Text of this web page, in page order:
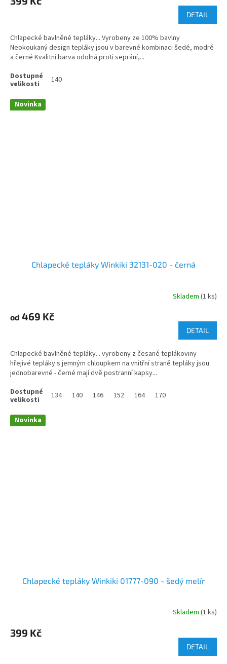
DETAIL
Chlapecké bavlněné tepláky... Vyrobeny ze 100% bavlny
Neokoukaný design tepláky jsou v barevné kombinaci šedé, modré
a černé Kvalitní barva odolná proti seprání,...
140
Novinka
Chlapecké tepláky Winkiki 32131-020 - černá
Skladem (1 ks)
od 469 Kč
DETAIL
Chlapecké bavlněné tepláky... vyrobeny z česané teplákoviny
hřejivé tepláky s jemným chloupkem na vnitřní straně tepláky jsou
jednobarevné - černé mají dvě postranní kapsy...
134 140 146 152 164 170
Novinka
Chlapecké tepláky Winkiki 01777-090 - šedý melír
Skladem (1 ks)
399 Kč
DETAIL